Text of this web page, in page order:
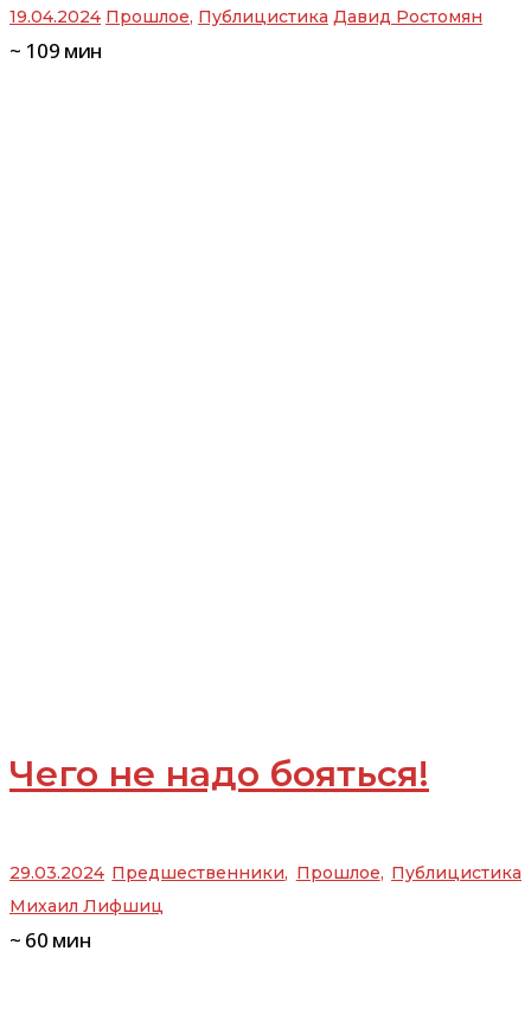
19.04.2024 Прошлое, Публицистика Давид Ростомян
~ 109 мин
Чего не надо бояться!
29.03.2024 Предшественники, Прошлое, Публицистика
Михаил Лифшиц
~ 60 мин